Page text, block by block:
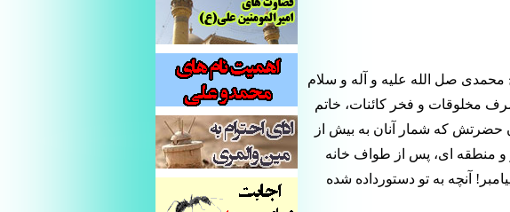
صل الله علیه و آله و سلام
مخلوقات و فخر کائنات، خاتم
حضرتش که شمار آنان به بیش از
و منطقه ای، پس از طواف خانه
آنچه به تو دستورداده شده